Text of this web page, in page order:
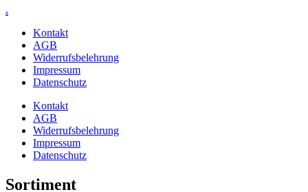
.
Kontakt
AGB
Widerrufsbelehrung
Impressum
Datenschutz
Kontakt
AGB
Widerrufsbelehrung
Impressum
Datenschutz
Sortiment